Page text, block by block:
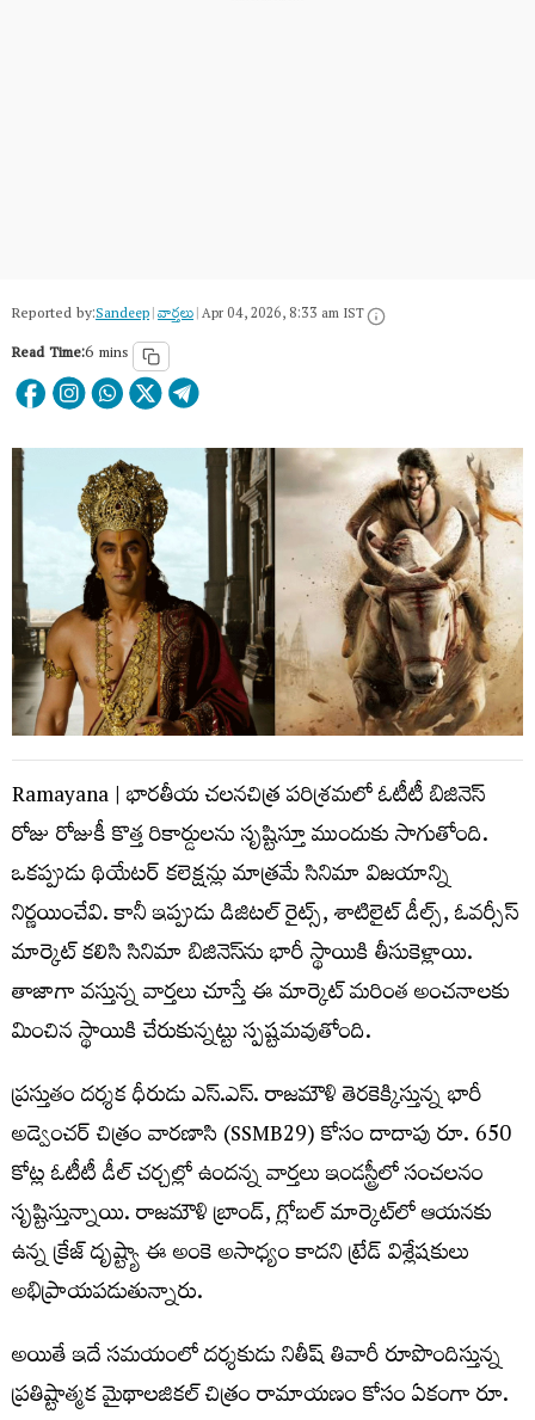
Reported by:Sandeep|వార్త‌లు|Apr 04, 2026, 8:33 am IST
Read Time:6 mins
Ramayana | భారతీయ చలనచిత్ర పరిశ్రమలో ఓటీటీ బిజినెస్
రోజు రోజుకీ కొత్త రికార్డులను సృష్టిస్తూ ముందుకు సాగుతోంది.
ఒకప్పుడు థియేటర్ కలెక్షన్లు మాత్రమే సినిమా విజయాన్ని
నిర్ణయించేవి. కానీ ఇప్పుడు డిజిటల్ రైట్స్, శాటిలైట్ డీల్స్, ఓవర్సీస్
మార్కెట్ కలిసి సినిమా బిజినెస్‌ను భారీ స్థాయికి తీసుకెళ్లాయి.
తాజాగా వస్తున్న వార్తలు చూస్తే ఈ మార్కెట్ మరింత అంచనాలకు
మించిన స్థాయికి చేరుకున్నట్టు స్పష్టమవుతోంది.
ప్రస్తుతం దర్శక ధీరుడు ఎస్‌.ఎస్‌. రాజమౌళి తెరకెక్కిస్తున్న భారీ
అడ్వెంచర్ చిత్రం వారణాసి (SSMB29) కోసం దాదాపు రూ. 650
కోట్ల ఓటీటీ డీల్ చర్చల్లో ఉందన్న వార్తలు ఇండస్ట్రీలో సంచలనం
సృష్టిస్తున్నాయి. రాజమౌళి బ్రాండ్, గ్లోబల్ మార్కెట్‌లో ఆయనకు
ఉన్న క్రేజ్ దృష్ట్యా ఈ అంకె అసాధ్యం కాదని ట్రేడ్ విశ్లేషకులు
అభిప్రాయపడుతున్నారు.
అయితే ఇదే సమయంలో దర్శకుడు నితీష్ తివారీ రూపొందిస్తున్న
ప్రతిష్టాత్మక మైథాలజికల్ చిత్రం రామాయణం కోసం ఏకంగా రూ.